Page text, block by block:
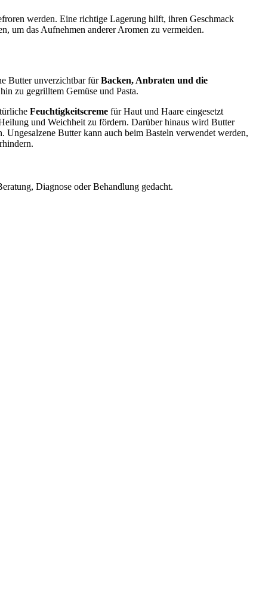
werden. Eine richtige Lagerung hilft, ihren Geschmack
um das Aufnehmen anderer Aromen zu vermeiden.
Butter unverzichtbar fürBacken, Anbraten und die
zu gegrilltem Gemüse und Pasta.
Feuchtigkeitscreme für Haut und Haare eingesetzt
und Weichheit zu fördern. Darüber hinaus wird Butter
Butter kann auch beim Basteln verwendet werden,
Diagnose oder Behandlung gedacht.